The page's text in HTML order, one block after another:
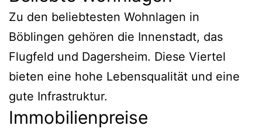
Zu den beliebtesten Wohnlagen in
Böblingen gehören die Innenstadt, das
Flugfeld und Dagersheim. Diese Viertel
bieten eine hohe Lebensqualität und eine
gute Infrastruktur.
Immobilienpreise